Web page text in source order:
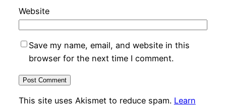
Website
Save my name, email, and website in this
browser for the next time I comment.
This site uses Akismet to reduce spam. Learn